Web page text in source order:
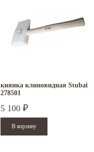
киянка клиновидная Stubai
278501
5 100 ₽